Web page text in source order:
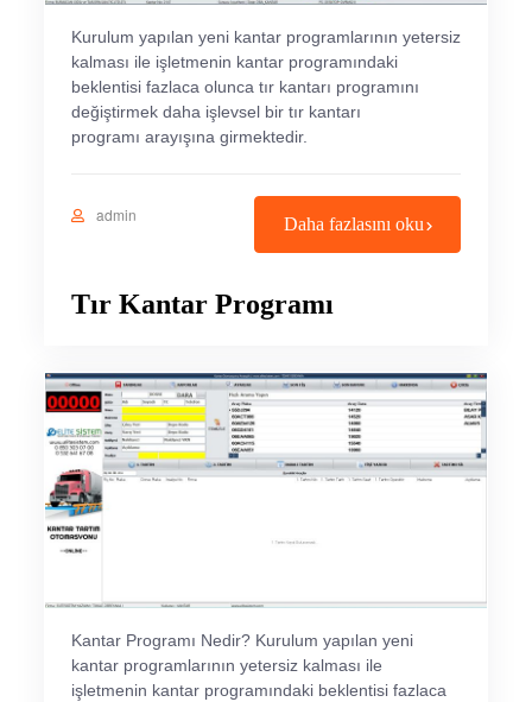
Kurulum yapılan yeni kantar programlarının yetersiz
kalması ile işletmenin kantar programındaki
beklentisi fazlaca olunca tır kantarı programını
değiştirmek daha işlevsel bir tır kantarı
programı arayışına girmektedir.
admin Daha fazlasını oku
Tır Kantar Programı
Kantar Programı Nedir? Kurulum yapılan yeni
kantar programlarının yetersiz kalması ile
işletmenin kantar programındaki beklentisi fazlaca